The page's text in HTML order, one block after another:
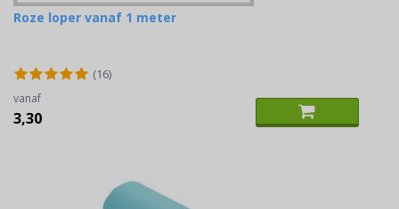
Roze loper vanaf 1 meter
(16)
vanaf
3,30